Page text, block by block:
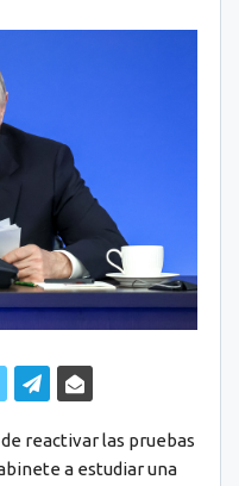
reactivar las pruebas
a estudiar una